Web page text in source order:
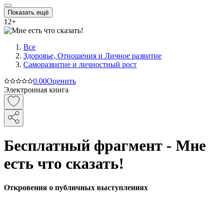
Показать ещё
12+
Все
Здоровье, Отношения и Личное развитие
Саморазвитие и личностный рост
0.00Оценить
Электронная книга
Бесплатный фрагмент - Мне
есть что сказать!
Откровения о публичных выступлениях